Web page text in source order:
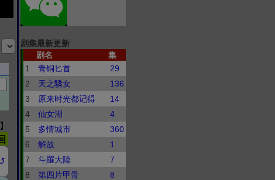
剧集最新更新
剧名
集
1
青铜匕首
29
2
天之驕女
136
3
原来时光都记得
14
4
仙女湖
4
5
多情城市
360
6
解放
1
7
斗羅大陸
7
8
第四片甲骨
8